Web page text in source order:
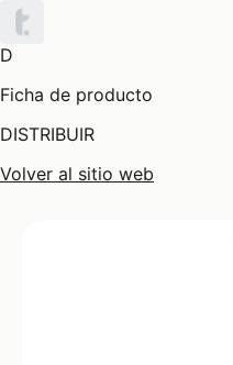
D
Ficha de producto
DISTRIBUIR
Volver al sitio web